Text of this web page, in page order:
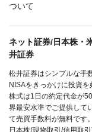
ついて
ネット証券/日本株・
井証券
松井証券はシンプルな手
NISAをきっかけに投資を
株式は1日の約定代金が
界最安水準でご提供して
て売買手数料が無料です。
日本株(現物取引/信用取